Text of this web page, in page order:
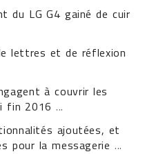
du LG G4 gainé de cuir
lettres et de réflexion
à couvrir les
fin 2016 ...
ajoutées, et
pour la messagerie ...